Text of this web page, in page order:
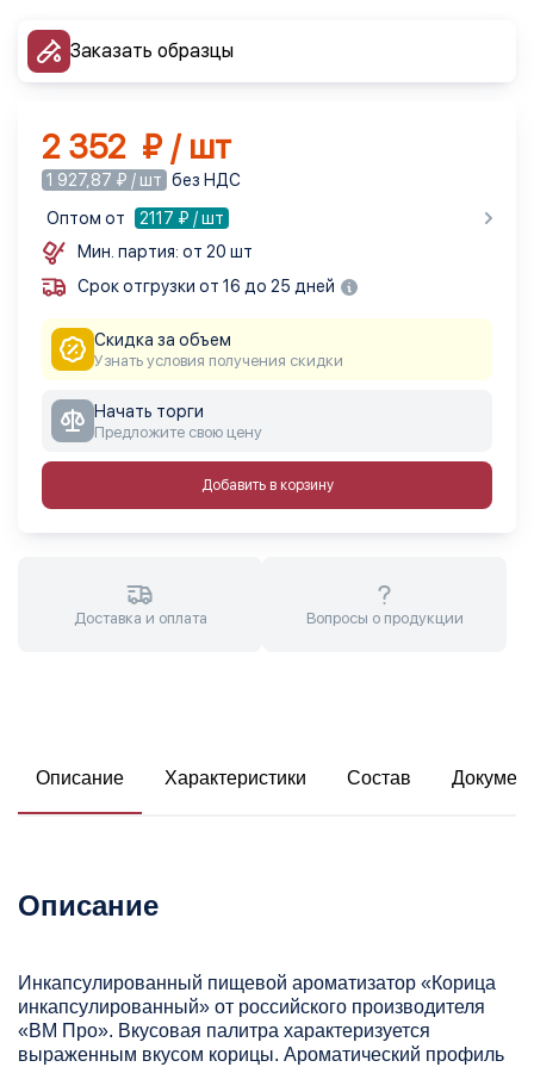
Заказать образцы
2 352 ₽ / шт
1 927,87 ₽ / шт без НДС
Оптом от
2117 ₽ / шт
Мин. партия: от 20 шт
Срок отгрузки от 16 до 25 дней
Скидка за объем
Узнать условия получения скидки
Начать торги
Предложите свою цену
Добавить в корзину
Доставка и оплата Вопросы о продукции
Описание Характеристики Состав
Описание
Инкапсулированный пищевой ароматизатор «Корица
инкапсулированный» от российского производителя
«ВМ Про». Вкусовая палитра характеризуется
выраженным вкусом корицы. Ароматический профиль